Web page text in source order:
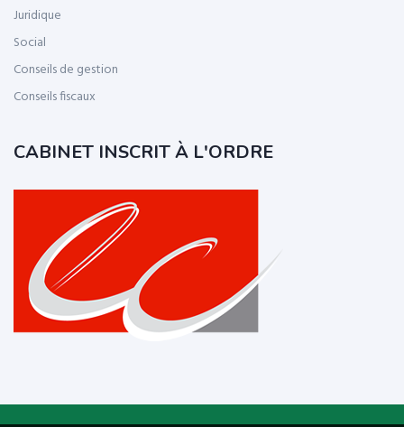
Juridique
Social
Conseils de gestion
Conseils fiscaux
CABINET INSCRIT À L'ORDRE